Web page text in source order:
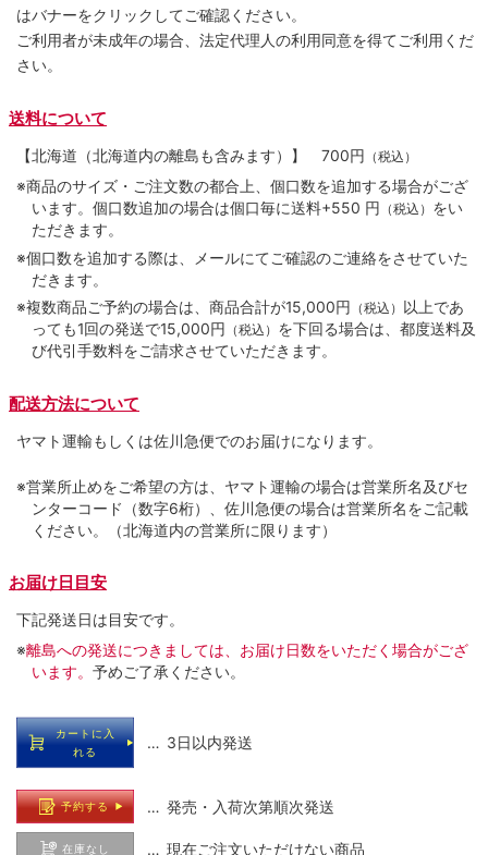
はバナーをクリックしてご確認ください。
ご利用者が未成年の場合、法定代理人の利用同意を得てご利用くだ
さい。
送料について
【北海道（北海道内の離島も含みます）】 700円 （税込）
※商品のサイズ・ご注文数の都合上、個口数を追加する場合がござ
います。個口数追加の場合は個口毎に送料+550 円 （税込） をい
ただきます。
※個口数を追加する際は、メールにてご確認のご連絡をさせていた
だきます。
※複数商品ご予約の場合は、商品合計が15,000円 （税込） 以上であ
っても1回の発送で15,000円 （税込） を下回る場合は、都度送料及
び代引手数料をご請求させていただきます。
配送方法について
ヤマト運輸もしくは佐川急便でのお届けになります。
※営業所止めをご希望の方は、ヤマト運輸の場合は営業所名及びセ
ンターコード（数字6桁）、佐川急便の場合は営業所名をご記載
ください。（北海道内の営業所に限ります）
お届け日目安
下記発送日は目安です。
※離島への発送につきましては、お届け日数をいただく場合がござ
います。 予めご了承ください。
カートに入
れる
… 3日以内発送
予約する … 発売・入荷次第順次発送
在庫なし … 現在ご注文いただけない商品